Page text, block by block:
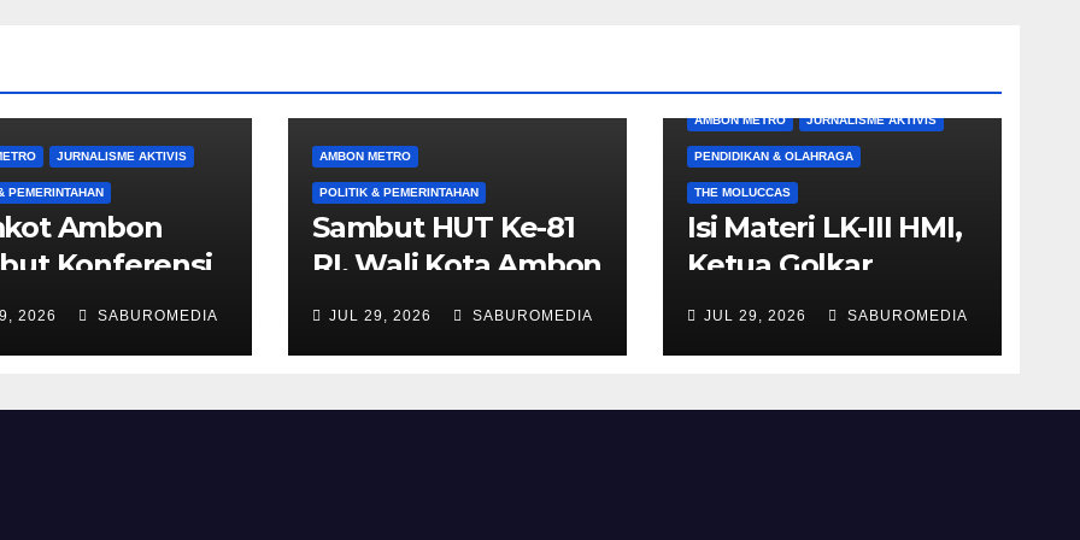
JURNALISME AKTIVIS
PEMERINTAHAN
Ambon
Konferensi
Muslimat
PPPA
2026 SABUROMEDIA
AMBON METRO
POLITIK & PEMERINTAHAN
Sambut HUT Ke-81
RI, Wali Kota Ambon
Imbau Warga
Agustus
JUL 29, 2026 SABUROMEDIA
AMBON METRO JURNALISME AKTIVIS
PENDIDIKAN & OLAHRAGA
THE MOLUCCAS
Isi Materi LK-III HMI,
Ketua Golkar
Maluku Umar Lessy
Menuju Kedaulatan
JUL 29, 2026 SABUROMEDIA